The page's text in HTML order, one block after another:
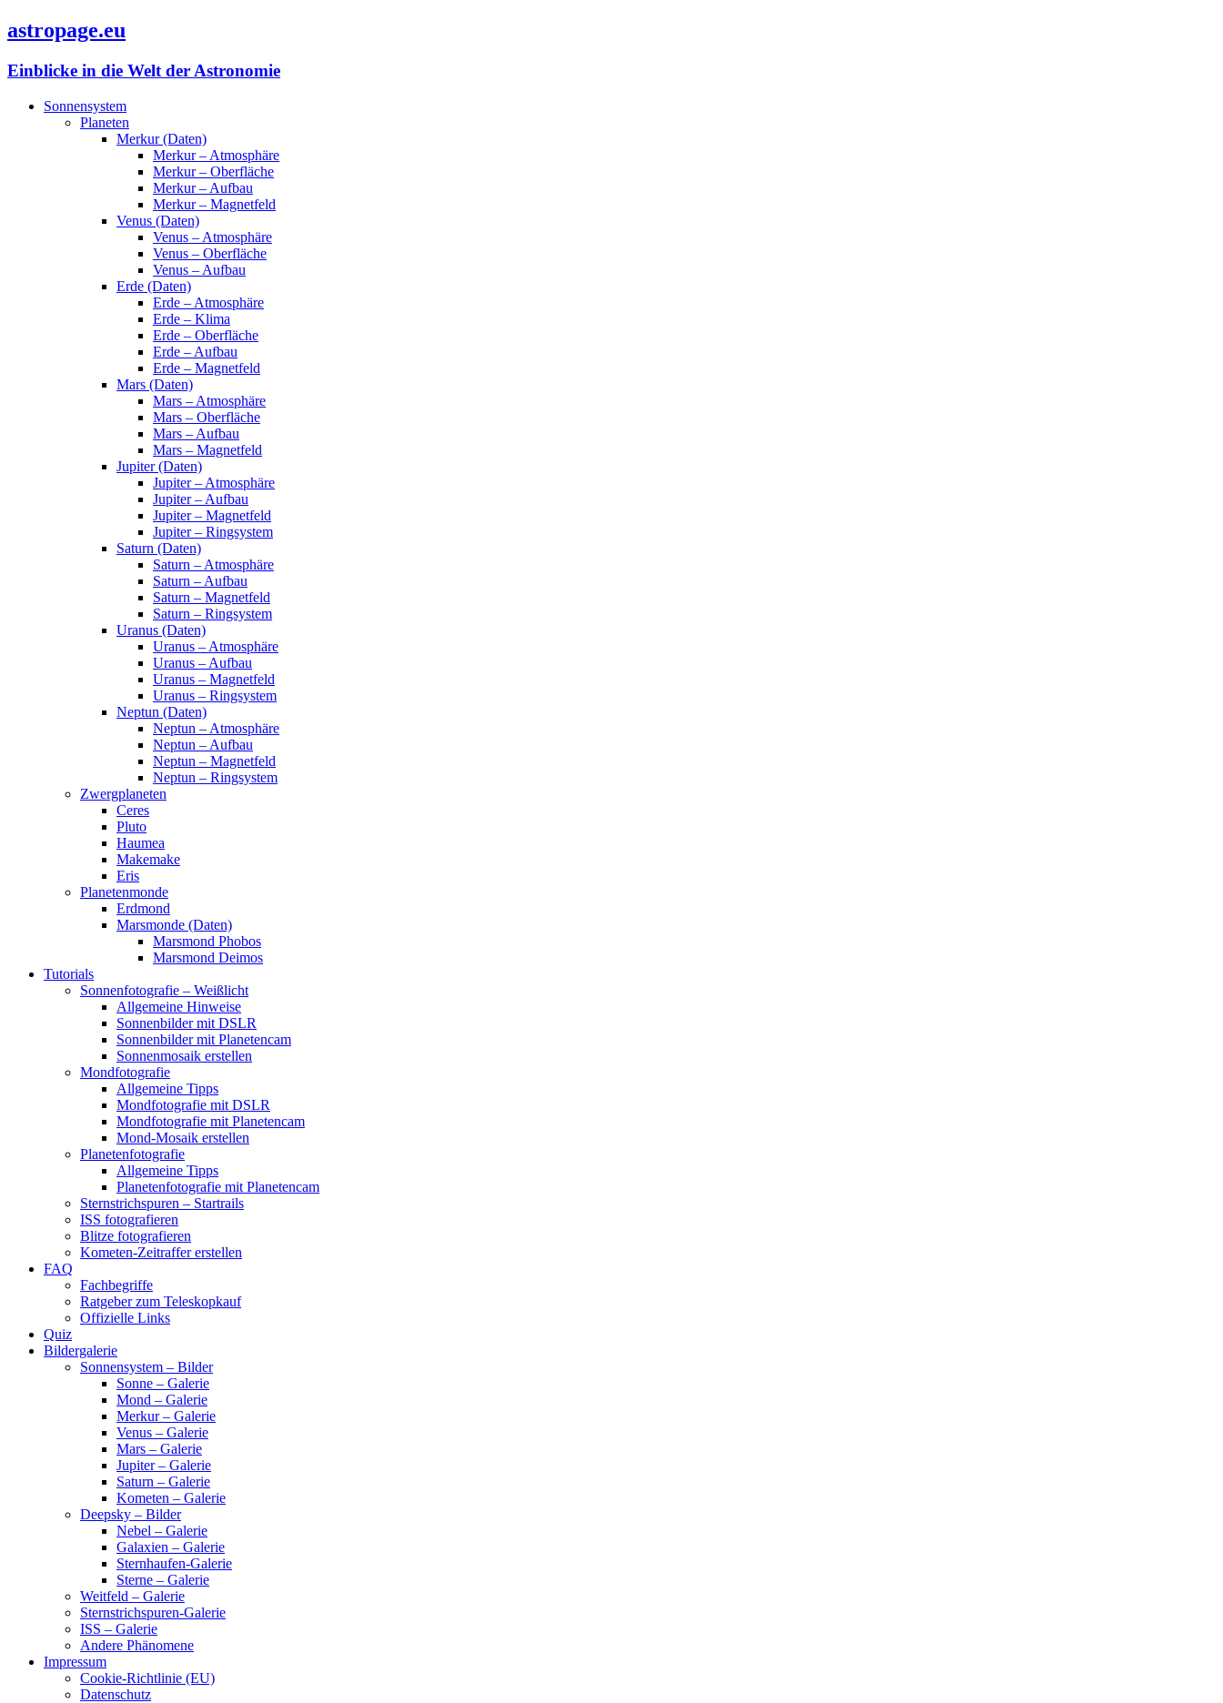
astropage.eu
Einblicke in die Welt der Astronomie
Sonnensystem
Planeten
Merkur (Daten)
Merkur – Atmosphäre
Merkur – Oberfläche
Merkur – Aufbau
Merkur – Magnetfeld
Venus (Daten)
Venus – Atmosphäre
Venus – Oberfläche
Venus – Aufbau
Erde (Daten)
Erde – Atmosphäre
Erde – Klima
Erde – Oberfläche
Erde – Aufbau
Erde – Magnetfeld
Mars (Daten)
Mars – Atmosphäre
Mars – Oberfläche
Mars – Aufbau
Mars – Magnetfeld
Jupiter (Daten)
Jupiter – Atmosphäre
Jupiter – Aufbau
Jupiter – Magnetfeld
Jupiter – Ringsystem
Saturn (Daten)
Saturn – Atmosphäre
Saturn – Aufbau
Saturn – Magnetfeld
Saturn – Ringsystem
Uranus (Daten)
Uranus – Atmosphäre
Uranus – Aufbau
Uranus – Magnetfeld
Uranus – Ringsystem
Neptun (Daten)
Neptun – Atmosphäre
Neptun – Aufbau
Neptun – Magnetfeld
Neptun – Ringsystem
Zwergplaneten
Ceres
Pluto
Haumea
Makemake
Eris
Planetenmonde
Erdmond
Marsmonde (Daten)
Marsmond Phobos
Marsmond Deimos
Tutorials
Sonnenfotografie – Weißlicht
Allgemeine Hinweise
Sonnenbilder mit DSLR
Sonnenbilder mit Planetencam
Sonnenmosaik erstellen
Mondfotografie
Allgemeine Tipps
Mondfotografie mit DSLR
Mondfotografie mit Planetencam
Mond-Mosaik erstellen
Planetenfotografie
Allgemeine Tipps
Planetenfotografie mit Planetencam
Sternstrichspuren – Startrails
ISS fotografieren
Blitze fotografieren
Kometen-Zeitraffer erstellen
FAQ
Fachbegriffe
Ratgeber zum Teleskopkauf
Offizielle Links
Quiz
Bildergalerie
Sonnensystem – Bilder
Sonne – Galerie
Mond – Galerie
Merkur – Galerie
Venus – Galerie
Mars – Galerie
Jupiter – Galerie
Saturn – Galerie
Kometen – Galerie
Deepsky – Bilder
Nebel – Galerie
Galaxien – Galerie
Sternhaufen-Galerie
Sterne – Galerie
Weitfeld – Galerie
Sternstrichspuren-Galerie
ISS – Galerie
Andere Phänomene
Impressum
Cookie-Richtlinie (EU)
Datenschutz